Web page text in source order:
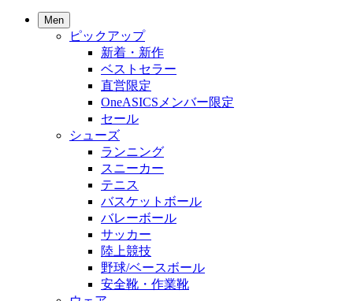
Men
ピックアップ
新着・新作
ベストセラー
直営限定
OneASICSメンバー限定
セール
シューズ
ランニング
スニーカー
テニス
バスケットボール
バレーボール
サッカー
陸上競技
野球/ベースボール
安全靴・作業靴